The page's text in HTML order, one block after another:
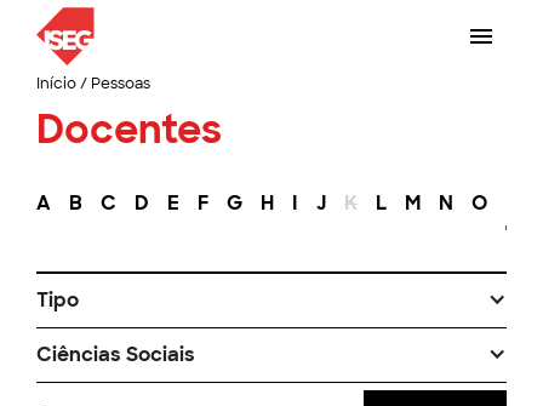
Início/ Pessoas
Docentes
A B C D E F G H I J K L M N O
Tipo
Ciências Sociais